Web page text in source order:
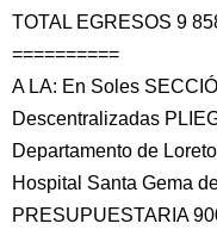
TOTAL EGRESOS 9
==========
A LA: En Soles
Descentralizadas
Departamento de
Hospital Santa Gema
PRESUPUESTARIA